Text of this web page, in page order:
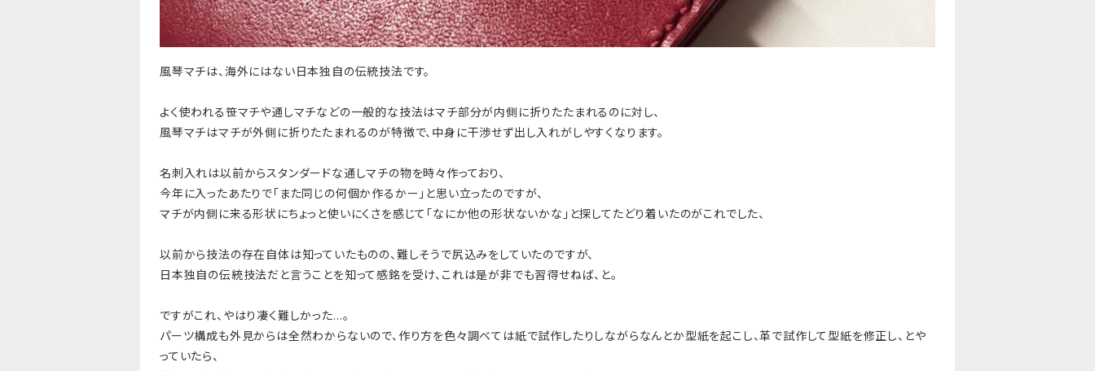
風琴マチは、海外にはない日本独自の伝統技法です。
よく使われる笹マチや通しマチなどの一般的な技法はマチ部分が内側に折りたたまれるのに対し、
風琴マチはマチが外側に折りたたまれるのが特徴で、中身に干渉せず出し入れがしやすくなります。
名刺入れは以前からスタンダードな通しマチの物を時々作っており、
今年に入ったあたりで「また同じの何個か作るかー」と思い立ったのですが、
マチが内側に来る形状にちょっと使いにくさを感じて「なにか他の形状ないかな」と探してたどり着いたのがこれでした、
以前から技法の存在自体は知っていたものの、難しそうで尻込みをしていたのですが、
日本独自の伝統技法だと言うことを知って感銘を受け、これは是が非でも習得せねば、と。
ですがこれ、やはり凄く難しかった…。
パーツ構成も外見からは全然わからないので、作り方を色々調べては紙で試作したりしながらなんとか型紙を起こし、革で試作して型紙を修正し、とや
っていたら、